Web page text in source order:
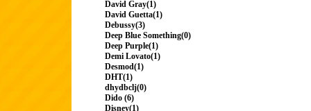
David Gray(1)
David Guetta(1)
Debussy(3)
Deep Blue Something(0)
Deep Purple(1)
Demi Lovato(1)
Desmod(1)
DHT(1)
dhydbclj(0)
Dido (6)
Disney(1)